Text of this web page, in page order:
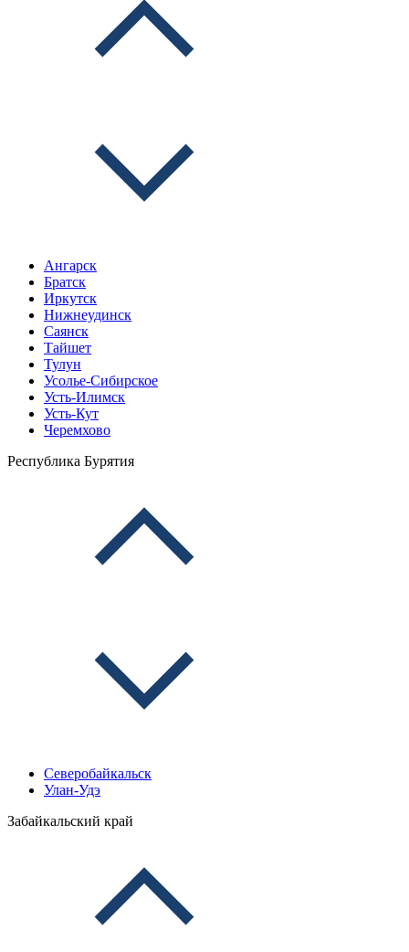
Ангарск
Братск
Иркутск
Нижнеудинск
Саянск
Тайшет
Тулун
Усолье-Сибирское
Усть-Илимск
Усть-Кут
Черемхово
Республика Бурятия
Северобайкальск
Улан-Удэ
Забайкальский край